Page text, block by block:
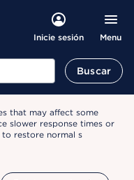
Inicie sesión Menu
Buscar
that may affect some
slower response times or
restore normal s